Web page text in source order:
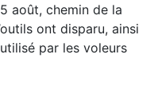
août, chemin de la
ont disparu, ainsi
par les voleurs